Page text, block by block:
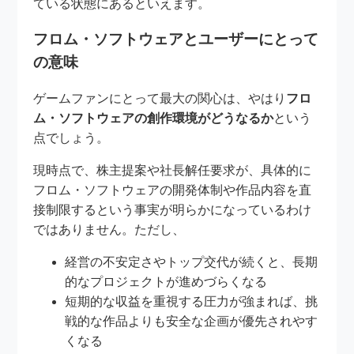
ている状態にあるといえます。
フロム・ソフトウェアとユーザーにとって
の意味
ゲームファンにとって最大の関心は、やはり フロ
ム・ソフトウェアの創作環境がどうなるかという
点でしょう。
現時点で、株主提案や社長解任要求が、具体的に
フロム・ソフトウェアの開発体制や作品内容を直
接制限するという事実が明らかになっているわけ
ではありません。ただし、
経営の不安定さやトップ交代が続くと、長期
的なプロジェクトが進めづらくなる
短期的な収益を重視する圧力が強まれば、挑
戦的な作品よりも安全な企画が優先されやす
くなる